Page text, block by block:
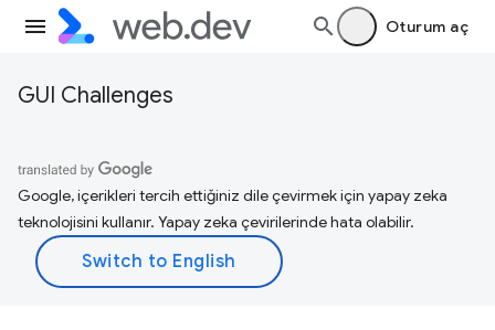
Oturum aç
GUI Challenges
Google, içerikleri tercih ettiğiniz dile çevirmek için yapay zeka
teknolojisini kullanır. Yapay zeka çevirilerinde hata olabilir.